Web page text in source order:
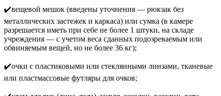
✔️вещевой мешок (введены уточнения — рюкзак без
металлических застежек и каркаса) или сумка (в камере
разрешается иметь при себе не более 1 штуки, на складе
учреждения — с учетом веса сданных подозреваемым или
обвиняемым вещей, но не более 36 кг);
✔️очки с пластиковыми или стеклянными линзами, тканевые
или пластмассовые футляры для очков;